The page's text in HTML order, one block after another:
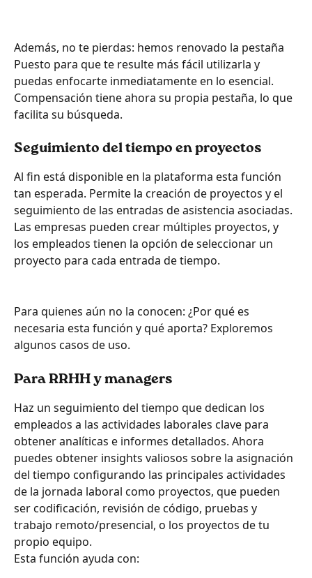
Además, no te pierdas: hemos renovado la pestaña
Puesto para que te resulte más fácil utilizarla y
puedas enfocarte inmediatamente en lo esencial.
Compensación tiene ahora su propia pestaña, lo que
facilita su búsqueda.
Seguimiento del tiempo en proyectos
Al fin está disponible en la plataforma esta función
tan esperada. Permite la creación de proyectos y el
seguimiento de las entradas de asistencia asociadas.
Las empresas pueden crear múltiples proyectos, y
los empleados tienen la opción de seleccionar un
proyecto para cada entrada de tiempo.
Para quienes aún no la conocen: ¿Por qué es
necesaria esta función y qué aporta? Exploremos
algunos casos de uso.
Para RRHH y managers
Haz un seguimiento del tiempo que dedican los
empleados a las actividades laborales clave para
obtener analíticas e informes detallados. Ahora
puedes obtener insights valiosos sobre la asignación
del tiempo configurando las principales actividades
de la jornada laboral como proyectos, que pueden
ser codificación, revisión de código, pruebas y
trabajo remoto/presencial, o los proyectos de tu
propio equipo.
Esta función ayuda con: